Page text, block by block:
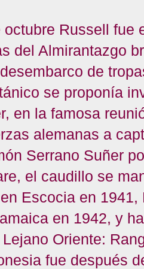
Russell fue
del Almirantazgo
de
se proponía
en la famosa
alemanas a
Serrano Suñer
el caudillo se
Escocia en
en 1942, y
Oriente:
fue después